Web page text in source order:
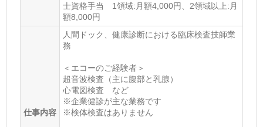
士資格手当 1領域:月額4,000円、2領域以上:月
額8,000円
仕事内容
人間ドック、健康診断における臨床検査技師業
務
＜エコーのご経験者＞
超音波検査（主に腹部と乳腺）
心電図検査 など
※企業健診が主な業務です
※検体検査はありません